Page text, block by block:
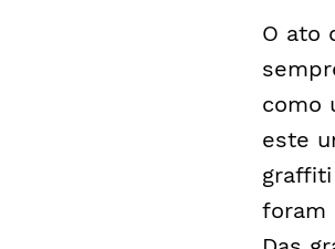
O ato
como
este
graffiti
foram